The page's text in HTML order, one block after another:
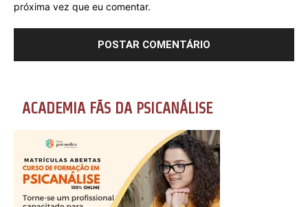
próxima vez que eu comentar.
ACADEMIA FÃS DA PSICANÁLISE